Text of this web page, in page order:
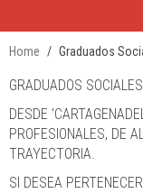
Home Graduados
GRADUADOS SOCIALES
DESDE
PROFESIONALES, DE
TRAYECTORIA.
SI DESEA